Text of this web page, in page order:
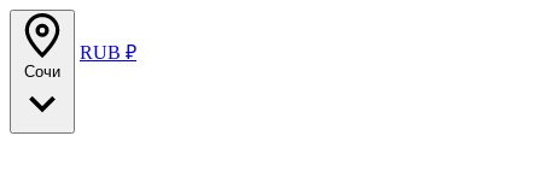
Сочи
RUB ₽